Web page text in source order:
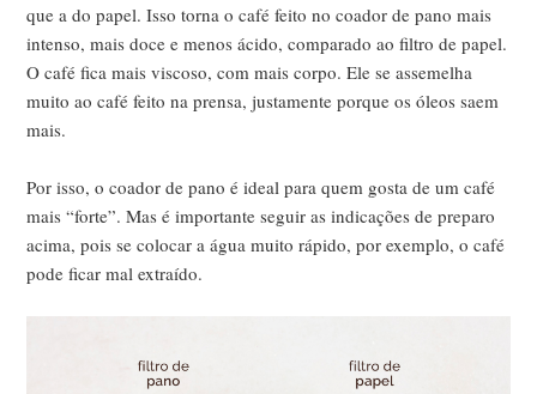
que a do papel. Isso torna o café feito no coador de pano mais
intenso, mais doce e menos ácido, comparado ao filtro de papel.
O café fica mais viscoso, com mais corpo. Ele se assemelha
muito ao café feito na prensa, justamente porque os óleos saem
mais.
Por isso, o coador de pano é ideal para quem gosta de um café
mais “forte”. Mas é importante seguir as indicações de preparo
acima, pois se colocar a água muito rápido, por exemplo, o café
pode ficar mal extraído.